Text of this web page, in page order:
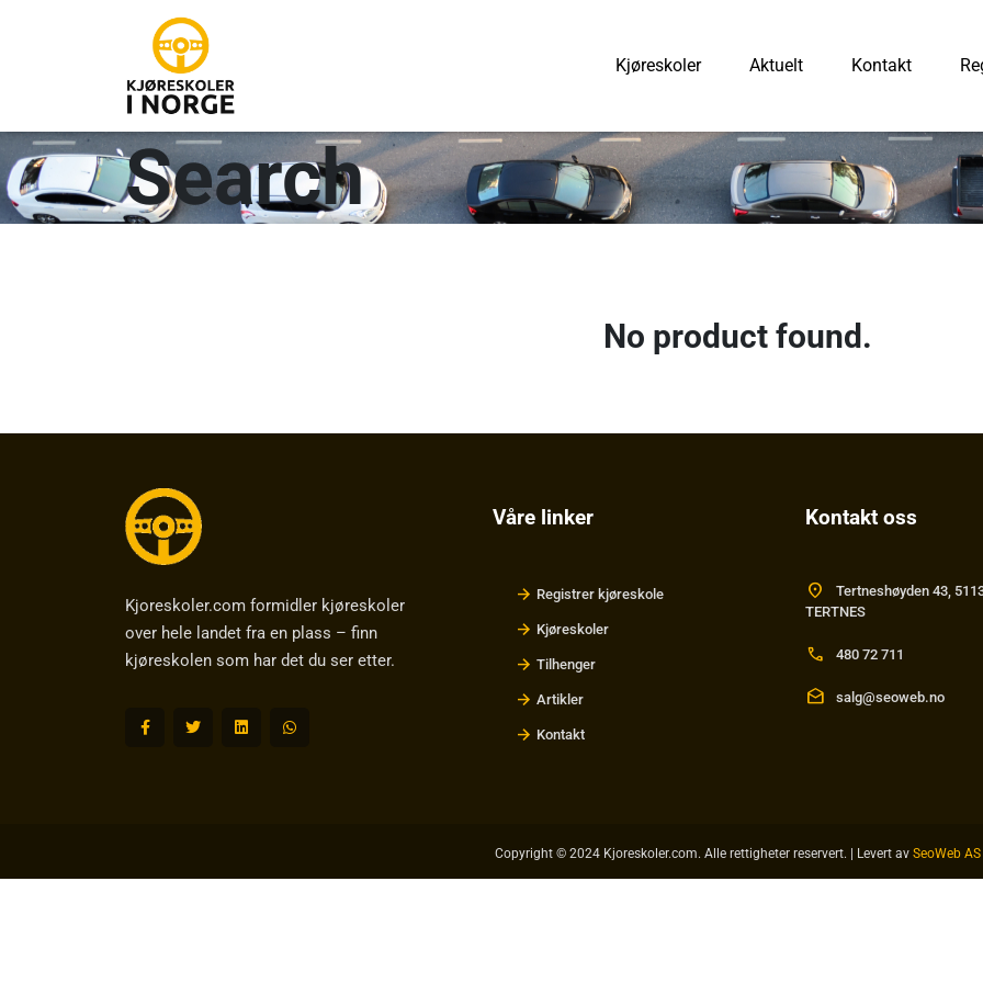
Kjøreskoler Aktuelt Kontakt
Search
No product found.
Kjoreskoler.com formidler kjøreskoler
over hele landet fra en plass – finn
kjøreskolen som har det du ser etter.
Våre linker
Registrer kjøreskole
Kjøreskoler
Tilhenger
Artikler
Kontakt
Kontakt oss
location_on
Tertneshøyden 43,
TERTNES
call 480 72 711
drafts salg@seoweb.no
Copyright © 2024 Kjoreskoler.com. Alle rettigheter reservert. | Levert av SeoWeb AS